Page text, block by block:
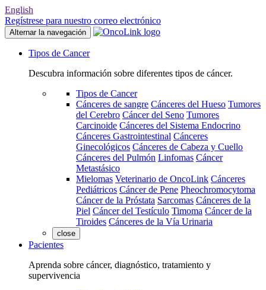
English
Regístrese para nuestro correo electrónico
Alternar la navegación
Tipos de Cancer
Descubra información sobre diferentes tipos de cáncer.
Tipos de Cancer
Cánceres de sangre Cánceres del Hueso Tumores
del Cerebro Cáncer del Seno Tumores
Carcinoide Cánceres del Sistema Endocrino
Cánceres Gastrointestinal Cánceres
Ginecológicos Cánceres de Cabeza y Cuello
Cánceres del Pulmón Linfomas Cáncer
Metastásico
Mielomas Veterinario de OncoLink Cánceres
Pediátricos Cáncer de Pene Pheochromocytoma
Cáncer de la Próstata Sarcomas Cánceres de la
Piel Cáncer del Testículo Timoma Cáncer de la
Tiroides Cánceres de la Vía Urinaria
close
Pacientes
Aprenda sobre cáncer, diagnóstico, tratamiento y
supervivencia